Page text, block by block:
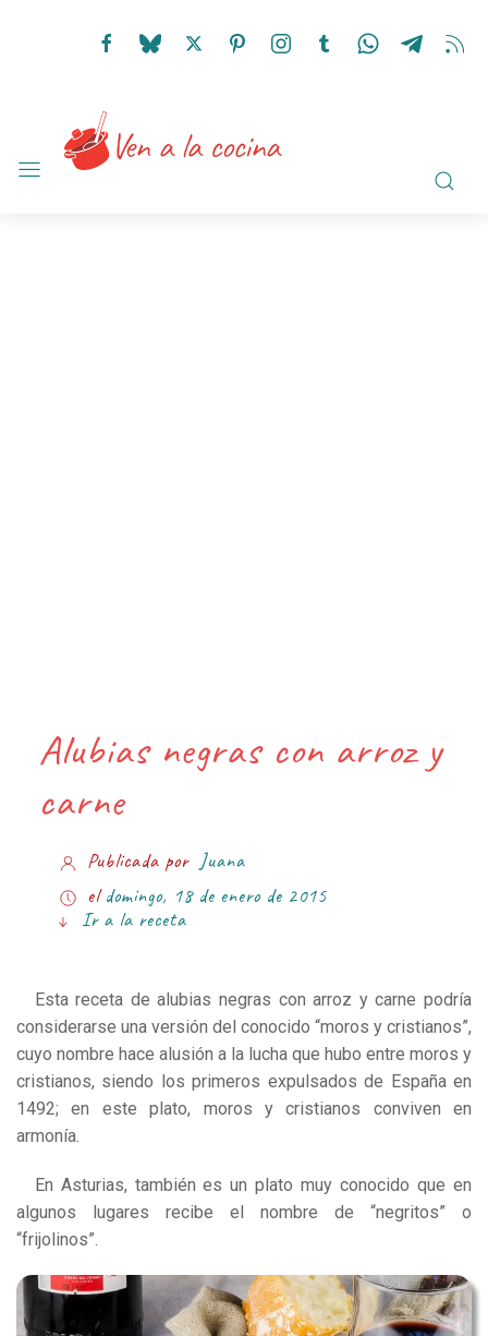
Alubias negras con arroz y
carne
Publicada por Juana
el domingo, 18 de enero de 2015
Ir a la receta
Esta receta de alubias negras con arroz y carne podría
considerarse una versión del conocido “moros y cristianos”,
cuyo nombre hace alusión a la lucha que hubo entre moros y
cristianos, siendo los primeros expulsados de España en
1492; en este plato, moros y cristianos conviven en
armonía.
En Asturias, también es un plato muy conocido que en
algunos lugares recibe el nombre de “negritos” o
“frijolinos”.